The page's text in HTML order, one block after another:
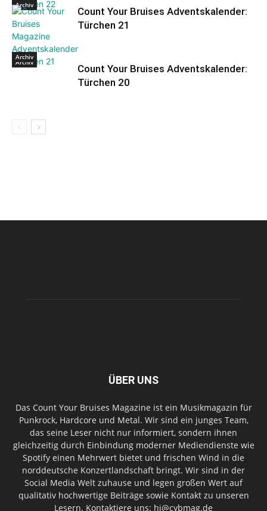
Archiv
Archiv
Count Your Bruises Adventskalender:
Türchen 21
Archiv
Count Your Bruises Adventskalender:
Türchen 20
ÜBER UNS
Das Count Your Bruises Magazine ist ein Musikmagazin für
Punkrock, Hardcore und Metal. Wir sind ein junges Team,
das seine Leser nicht nur informiert, sondern ihnen
gleichzeitig durch Einbindung moderner Mediendienste wie
Spotify einen Mehrwert bietet und frischen Wind in die
norddeutsche Konzertlandschaft bringt. Wir sind in der
Social Media Welt zuhause und legen großen Wert auf
qualitativ hochwertige Beiträge sowie Kontakt zu unseren
Lesern. Kontaktiere uns: hi@cybmag.de